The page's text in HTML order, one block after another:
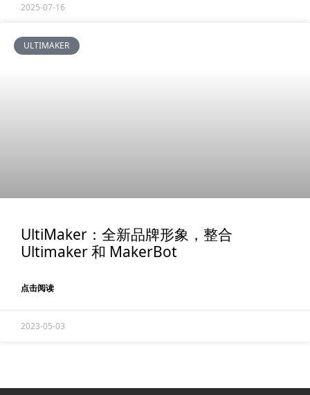
2025-07-16
ULTIMAKER
UltiMaker：全新品牌形象，整合
Ultimaker 和 MakerBot
点击阅读
2023-05-03